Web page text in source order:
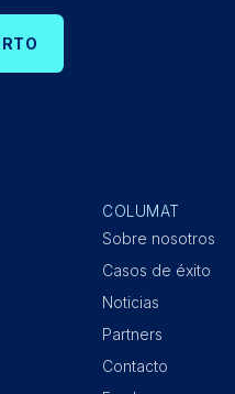
COLUMAT
Sobre nosotros
Casos de éxito
Noticias
Partners
Contacto